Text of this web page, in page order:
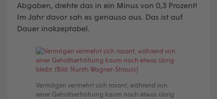
Abgaben, drehte das in ein Minus von 0,3 Prozent!
Im Jahr davor sah es genauso aus. Das ist auf
Dauer inakzeptabel.
Vermögen vermehrt sich rasant, während von
einer Gehaltserhöhung kaum noch etwas übrig